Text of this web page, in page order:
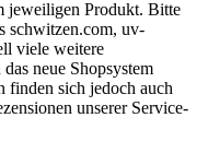
jeweiligen Produkt. Bitte
schwitzen.com, uv-
viele weitere
neue Shopsystem
finden sich jedoch auch
unserer Service-